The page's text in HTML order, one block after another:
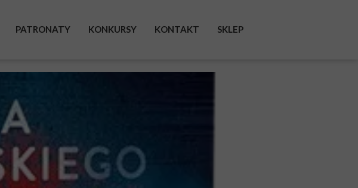
PATRONATY KONKURSY KONTAKT SKLEP